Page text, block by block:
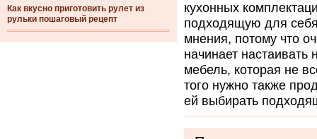
Как вкусно приготовить рулет из
рульки пошаговый рецепт
кухонных
подходящую для
мнения, потому что
начинает
мебель, которая не
того нужно также
ей выбирать